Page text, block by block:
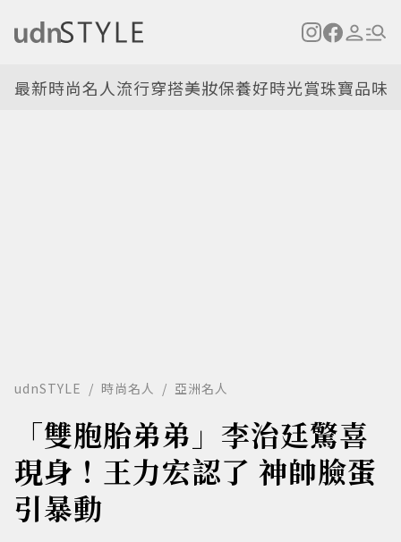
最新時尚名人流行穿搭美妝保養好時光賞珠寶品味
udnSTYLE 時尚名人 亞洲名人
「雙胞胎弟弟」李治廷驚喜
現身！王力宏認了 神帥臉蛋
引暴動